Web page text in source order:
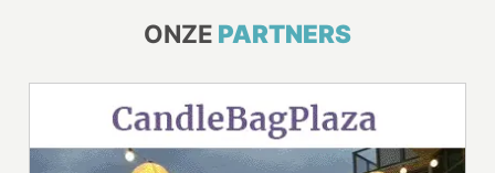
ONZE PARTNERS